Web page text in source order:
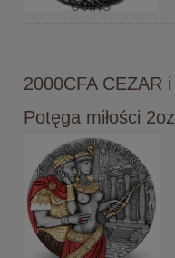
2000CFA CEZAR
Potęga miłości